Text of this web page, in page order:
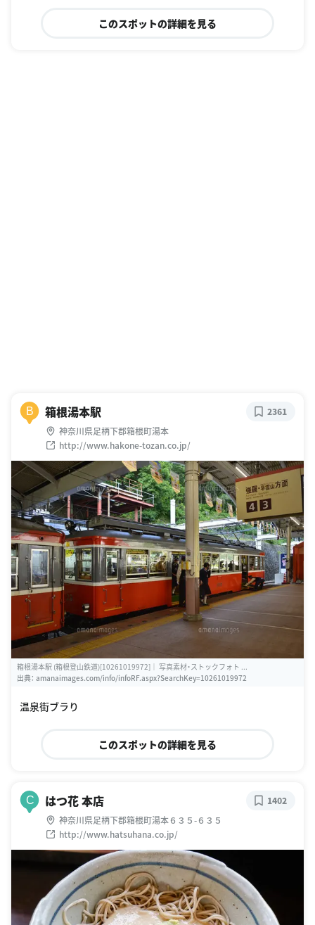
このスポットの詳細を見る
B 箱根湯本駅
神奈川県足柄下郡箱根町湯本
http://www.hakone-tozan.co.jp/
2361
箱根湯本駅 (箱根登山鉄道)[10261019972]｜ 写真素材・ストックフォト ...
出典： amanaimages.com/info/infoRF.aspx?SearchKey=10261019972
温泉街ブラり
このスポットの詳細を見る
C はつ花 本店
神奈川県足柄下郡箱根町湯本６３５-６３５
http://www.hatsuhana.co.jp/
1402